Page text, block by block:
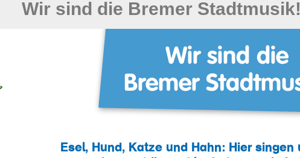
Wir sind die Bremer Stadtmusik!